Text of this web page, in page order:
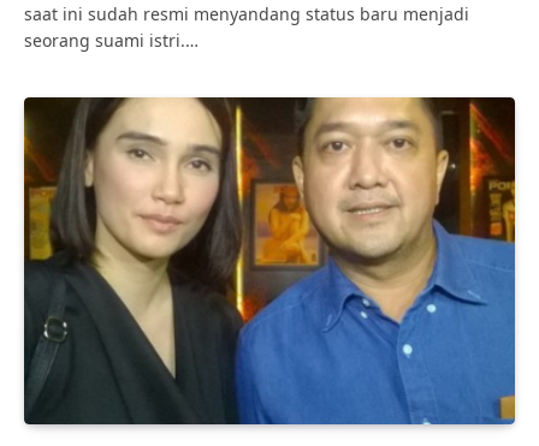
saat ini sudah resmi menyandang status baru menjadi
seorang suami istri.…